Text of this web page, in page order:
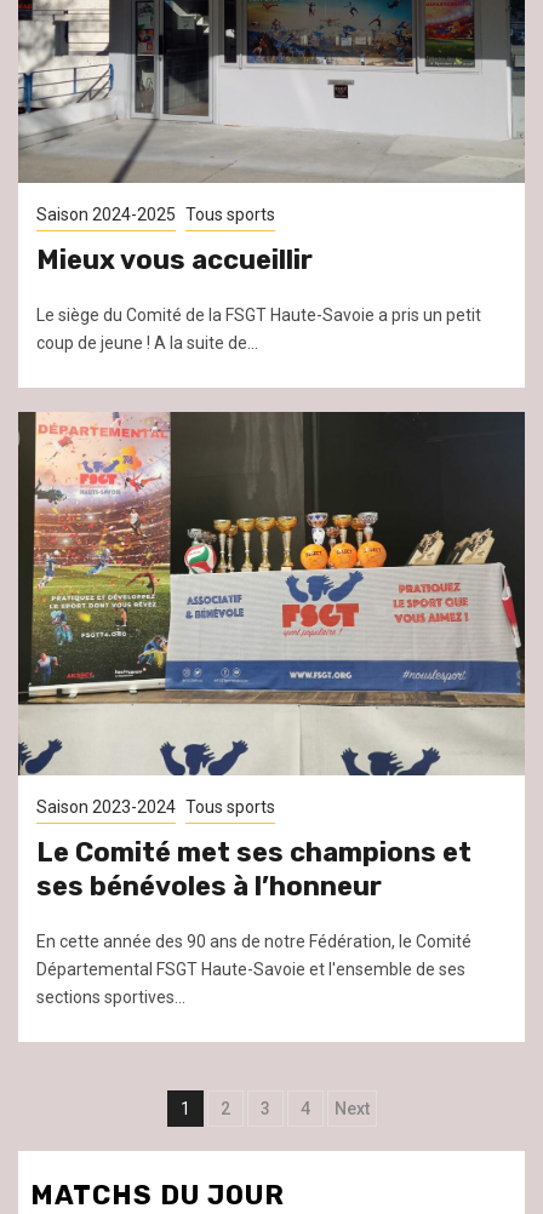
Saison 2024-2025 Tous sports
Mieux vous accueillir
Le siège du Comité de la FSGT Haute-Savoie a pris un petit
coup de jeune ! A la suite de...
Saison 2023-2024 Tous sports
Le Comité met ses champions et
ses bénévoles à l’honneur
En cette année des 90 ans de notre Fédération, le Comité
Départemental FSGT Haute-Savoie et l'ensemble de ses
sections sportives...
Navigation
des
articles
1 2 3 4 Next
MATCHS DU JOUR